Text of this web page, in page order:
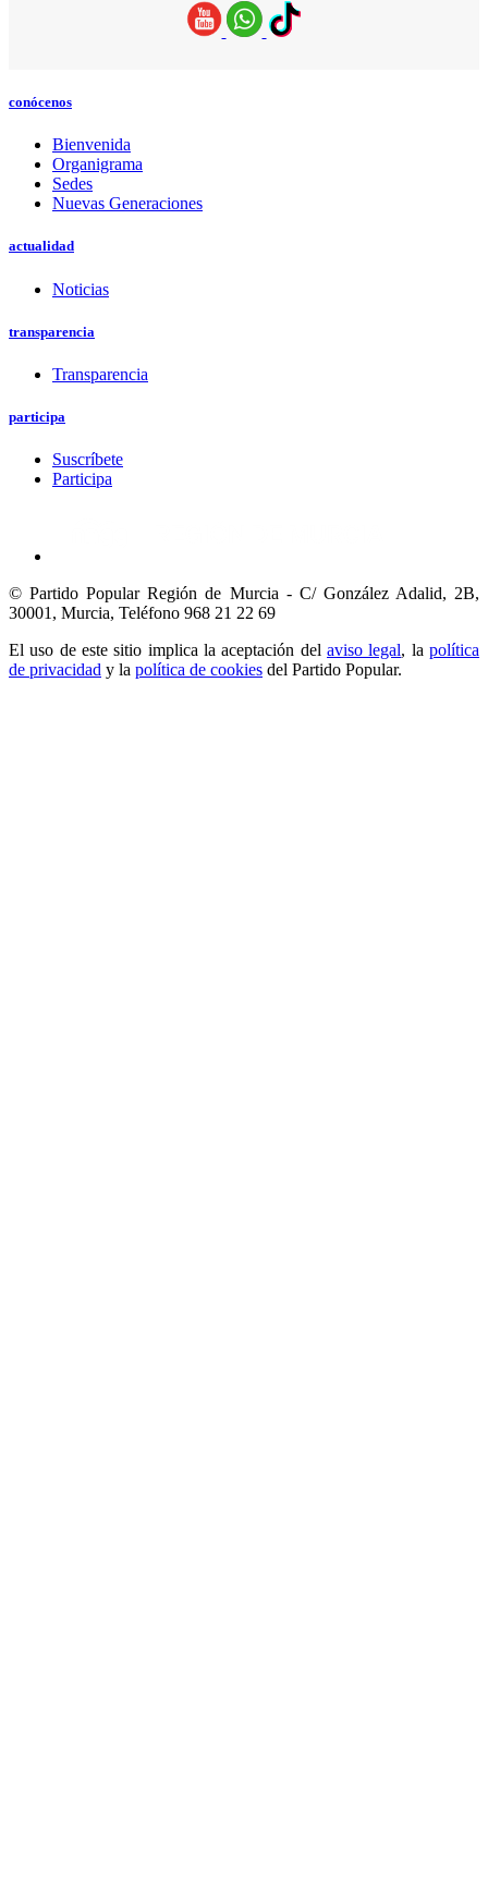
conócenos
Bienvenida
Organigrama
Sedes
Nuevas Generaciones
actualidad
Noticias
transparencia
Transparencia
participa
Suscríbete
Participa
© Partido Popular Región de Murcia - C/ González Adalid, 2B,
30001, Murcia, Teléfono 968 21 22 69
El uso de este sitio implica la aceptación del aviso legal, lapolítica
de privacidad y la política de cookies del Partido Popular.